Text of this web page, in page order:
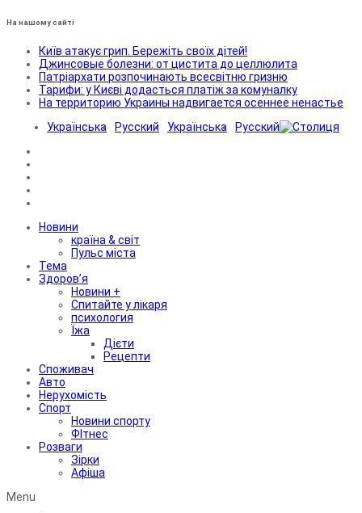
На нашому сайті
Київ атакує грип. Бережіть своїх дітей!
Джинсовые болезни: от цистита до целлюлита
Патріархати розпочинають всесвітню гризню
Тарифи: у Києві додасться платіж за комуналку
На территорию Украины надвигается осеннее ненастье
Українська
Русский Українська Русский
Новини
країна & світ
Пульс міста
Тема
Здоров’я
Новини +
Спитайте у лікаря
психология
Їжа
Дієти
Рецепти
Споживач
Авто
Нерухомість
Спорт
Новини спорту
ФІтнес
Розваги
Зірки
Афіша
Menu